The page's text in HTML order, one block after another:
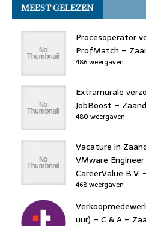
MEEST GELEZEN
Procesoperator
ProfMatch –
486 weergaven
Extramurale
JobBoost –
480 weergaven
Vacature in
VMware
CareerValue B.V.
468 weergaven
uur) – C & A –